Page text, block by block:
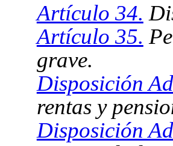
Artículo 34.
Artículo 35.
grave.
Disposición
rentas y
Disposición